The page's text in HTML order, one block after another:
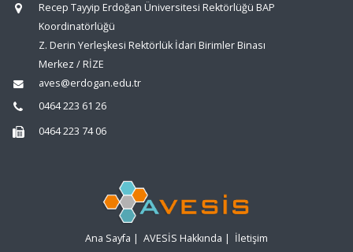
Recep Tayyip Erdoğan Üniversitesi Rektörlüğü BAP
Koordinatörlüğü
Z. Derin Yerleşkesi Rektörlük İdari Birimler Binası
Merkez / RİZE
aves@erdogan.edu.tr
0464 223 61 26
0464 223 74 06
Ana Sayfa | AVESİS Hakkında | İletişim